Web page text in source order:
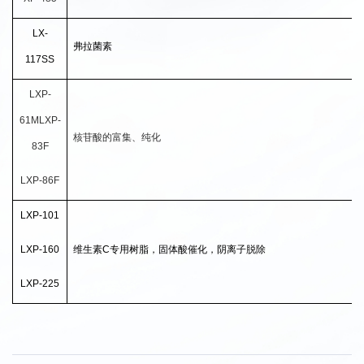
LX-
117SS
弗拉菌素
LXP-
61MLXP-
83F
LXP-86F
核苷酸的富集、纯化
LXP-101
LXP-160
LXP-225
维生素C专用树脂，固体酸催化，阴离子脱除